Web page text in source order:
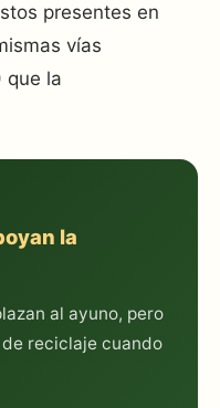
presentes en
vías
que la
la
al ayuno, pero
reciclaje cuando